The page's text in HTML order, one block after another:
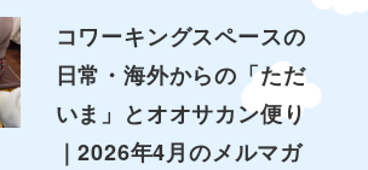
コワーキングスペースの
日常・海外からの「ただ
いま」とオオサカン便り
｜2026年4月のメルマガ